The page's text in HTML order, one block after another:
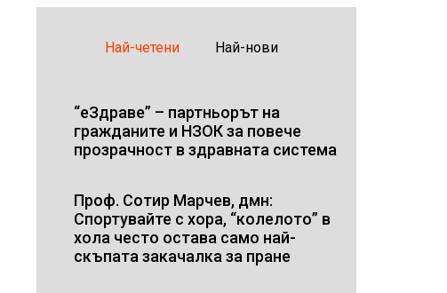
Най-четени Най-нови
“еЗдраве” – партньорът на
гражданите и НЗОК за повече
прозрачност в здравната система
Проф. Сотир Марчев, дмн:
Спортувайте с хора, “колелото” в
хола често остава само най-
скъпата закачалка за пране